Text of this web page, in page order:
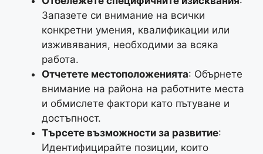
Запазете си внимание на всички
конкретни умения, квалификации или
изживявания, необходими за всяка
работа.
Отчетете местоположенията: Обърнете
внимание на района на работните места
и обмислете фактори като пътуване и
достъпност.
Търсете възможности за развитие:
Идентифицирайте позиции, които